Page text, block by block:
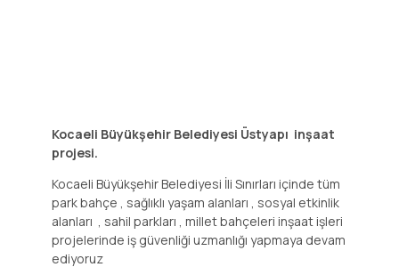
Kocaeli Büyükşehir Belediyesi Üstyapı inşaat
projesi.
Kocaeli Büyükşehir Belediyesi İli Sınırları içinde tüm
park bahçe , sağlıklı yaşam alanları , sosyal etkinlik
alanları , sahil parkları , millet bahçeleri inşaat işleri
projelerinde iş güvenliği uzmanlığı yapmaya devam
ediyoruz